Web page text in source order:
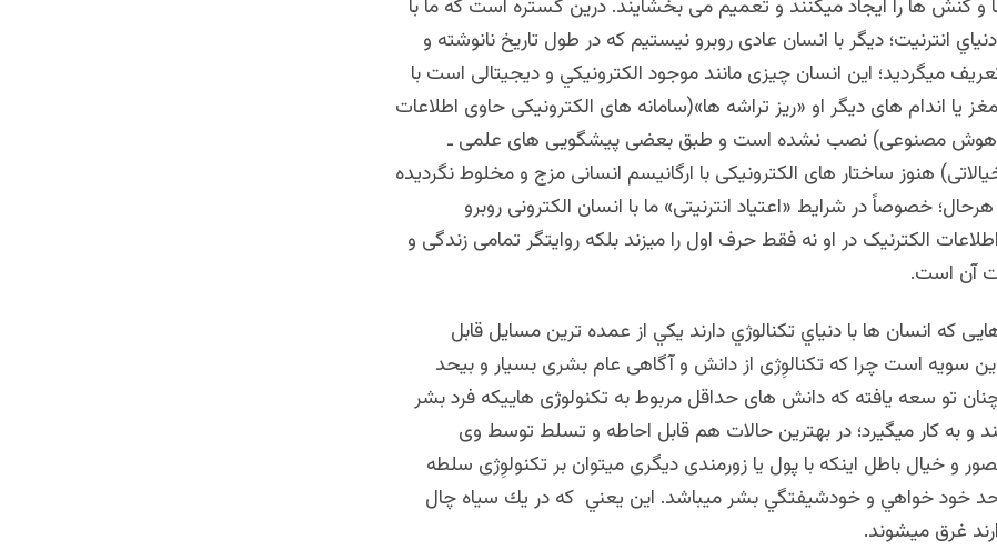
کنش ها را ایجاد میکنند و تعمیم می بخشایند. درین گستره است که ما با
انترنيت؛ ديگر با انسان عادی روبرو نیستیم که در طول تاریخ نانوشته و
میگردید؛ این انسان چیزی مانند موجود الكترونیکي و دیجیتالی است با
یا اندام های دیگر او «ریز تراشه ها»(سامانه های الکترونیکی حاوی اطلاعات
هوش مصنوعی) نصب نشده است و طبق بعضی پیشگویی های علمی ـ
هنوز ساختار های الکترونیکی با ارگانیسم انسانی مزج و مخلوط نگردیده
خصوصاً در شرایط «اعتیاد انترنیتی» ما با انسان الکترونی روبرو
الکترنیک در او نه فقط حرف اول را ميزند بلکه روایتگر تمامی زندگی و
آن است.
كه انسان ها با دنياي تكنالوژي دارند يكي از عمده ترین مسايل قابل
سویه است چرا که تکنالوِژی از دانش و آگاهی عام بشری بسیار و بیحد
تو سعه یافته که دانش های حداقل مربوط به تکنولوژی هاییکه فرد بشر
و به کار میگیرد؛ در بهترین حالات هم قابل احاطه و تسلط توسط وی
و خیال باطل اینکه با پول یا زورمندی دیگری میتوان بر تکنولوِژی سلطه
خود خواهي و خودشيفتگي بشر ميباشد. اين يعني كه در يك سياه چال
غرق ميشوند.